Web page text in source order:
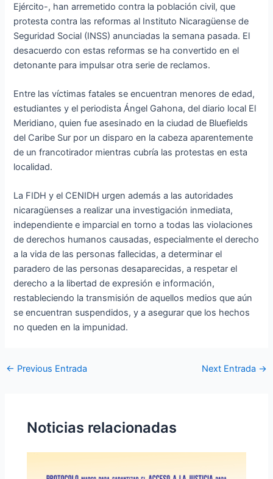
Ejército-, han arremetido contra la población civil, que
protesta contra las reformas al Instituto Nicaragüense de
Seguridad Social (INSS) anunciadas la semana pasada. El
desacuerdo con estas reformas se ha convertido en el
detonante para impulsar otra serie de reclamos.
Entre las víctimas fatales se encuentran menores de edad,
estudiantes y el periodista Ángel Gahona, del diario local El
Meridiano, quien fue asesinado en la ciudad de Bluefields
del Caribe Sur por un disparo en la cabeza aparentemente
de un francotirador mientras cubría las protestas en esta
localidad.
La FIDH y el CENIDH urgen además a las autoridades
nicaragüenses a realizar una investigación inmediata,
independiente e imparcial en torno a todas las violaciones
de derechos humanos causadas, especialmente el derecho
a la vida de las personas fallecidas, a determinar el
paradero de las personas desaparecidas, a respetar el
derecho a la libertad de expresión e información,
restableciendo la transmisión de aquellos medios que aún
se encuentran suspendidos, y a asegurar que los hechos
no queden en la impunidad.
← Previous Entrada Next Entrada →
Noticias relacionadas